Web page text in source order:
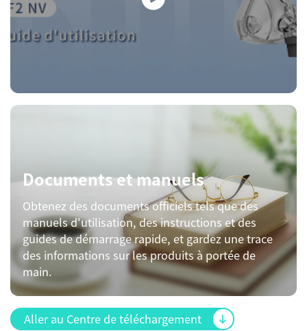
Documents et manuels
Obtenez des documents officiels tels que des
manuels d'utilisation, des instructions et des
guides de démarrage rapide, et gardez une trace
des informations sur les produits à portée de
main.
Aller au Centre de téléchargement